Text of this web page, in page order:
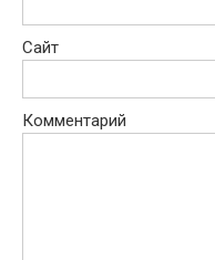
Сайт
Комментарий